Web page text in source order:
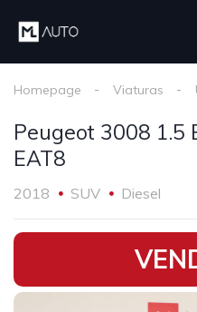
Homepage Viaturas
Peugeot 3008 1.5
EAT8
2018 SUV Diesel
•